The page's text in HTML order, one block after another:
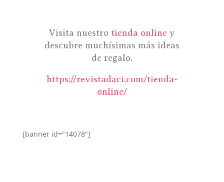
Visita nuestro tienda online y
descubre muchísimas más ideas
de regalo.
https://revistadaci.com/tienda-
online/
[banner id="14078"]